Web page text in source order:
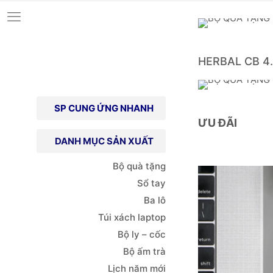
HERBAL CB
ƯU ĐÃI
SP CUNG ỨNG NHANH
DANH MỤC SẢN XUẤT
Bộ quà tặng
Sổ tay
Ba lô
Túi xách laptop
Bộ ly – cốc
Bộ ấm trà
Lịch năm mới